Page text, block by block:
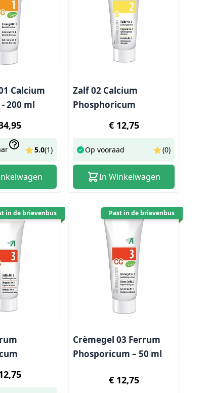
Calcium
200 ml
5.0(1)
Zalf 02 Calcium
Phosphoricum
€ 12,75
Op vooraad (0)
In Winkelwagen
in de brievenbus Past in de brievenbus
Crèmegel 03 Ferrum
Phosporicum – 50 ml
€ 12,75